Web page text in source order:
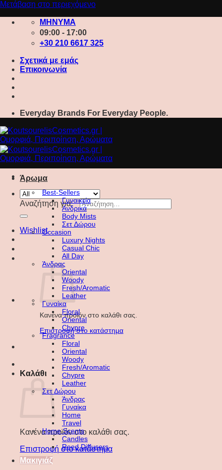
Μετάβαση στο περιεχόμενο
ΜΗΝΥΜΑ
09:00 - 17:00
+30 210 6617 325
Σχετικά με εμάς
Επικοινωνία
Everyday Brands For Everyday People.
Αναζήτηση για:
Wishlist
Κανένα προϊόν στο καλάθι σας.
Επιστροφή στο κατάστημα
Καλάθι
Κανένα προϊόν στο καλάθι σας.
Επιστροφή στο κατάστημα
Άρωμα
Best-Sellers
Γυναικεία
Ανδρικά
Body Mists
Σετ Δώρου
Occasion
Luxury Nights
Casual Chic
All Day
Άνδρας
Oriental
Woody
Fresh/Aromatic
Leather
Γυναίκα
Floral
Oriental
Chypre
Fragrance
Floral
Oriental
Woody
Fresh/Aromatic
Chypre
Leather
Σετ Δώρου
Άνδρας
Γυναίκα
Home
Travel
Home Scents
Candles
Reed Diffusers
Μακιγιάζ